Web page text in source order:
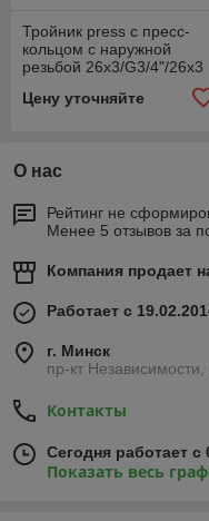
Тройник press с пресс-
кольцом с наружной
резьбой 26х3/G3/4"/26х3
Цену уточняйте
О нас
Рейтинг не
Менее 5 отзывов за
Компания продает
Работает с
г. Минск
пр-кт
Контакты
Сегодня работает с
Показать весь